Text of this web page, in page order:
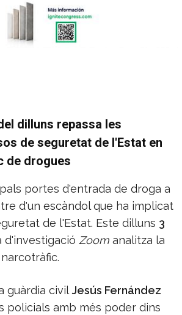
dilluns repassa les
de seguretat de l'Estat en
de drogues
portes d'entrada de droga a
d'un escàndol que ha implicat
de l'Estat. Este dilluns 3
d'investigació Zoomanalitza la
guàrdia civilJesús Fernández
policials amb més poder dins